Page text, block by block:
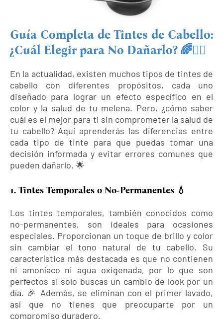
Guía Completa de Tintes de Cabello:
¿Cuál Elegir para No Dañarlo? 🌈💇‍♀️
En la actualidad, existen muchos tipos de tintes de
cabello con diferentes propósitos, cada uno
diseñado para lograr un efecto específico en el
color y la salud de tu melena. Pero, ¿cómo saber
cuál es el mejor para ti sin comprometer la salud de
tu cabello? Aquí aprenderás las diferencias entre
cada tipo de tinte para que puedas tomar una
decisión informada y evitar errores comunes que
pueden dañarlo. 🌟
1. Tintes Temporales o No-Permanentes 💧
Los tintes temporales, también conocidos como
no-permanentes, son ideales para ocasiones
especiales. Proporcionan un toque de brillo y color
sin cambiar el tono natural de tu cabello. Su
característica más destacada es que no contienen
ni amoníaco ni agua oxigenada, por lo que son
perfectos si solo buscas un cambio de look por un
día. 🎉 Además, se eliminan con el primer lavado,
así que no tienes que preocuparte por un
compromiso duradero.